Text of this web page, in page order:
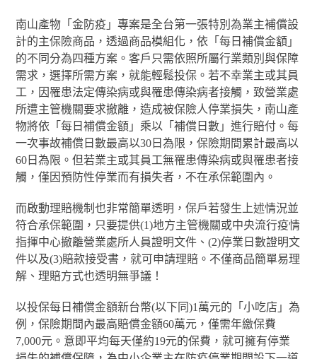
南山產物「金防疫」專案是全台第一張特別為業主補償設
計的主保險商品，透過商品模組化，依「每日補償金額」
的不同分為四種方案。客戶只需依照所屬行業類別與保障
需求，選擇所需方案，就能輕鬆投保。若不幸業主或其員
工，因罹患法定傳染病或與罹患傳染病者接觸，致營業處
所遭主管機關要求撤離，造成被保險人停業損失，南山產
物將依「每日補償金額」乘以「補償日數」進行賠付。每
一次事故補償日數最高以30日為限，保險期間累計最高以
60日為限。但若業主或其員工無罹患傳染病或與罹患者接
觸，僅因預防性停業而有損失者，不在承保範圍內。
而啟動理賠機制也非常簡單透明，保戶若發生上述情況並
符合承保範圍，只要提供(1)地方主管機關或中央流行疫情
指揮中心撤離營業處所人員證明文件、(2)停業日數證明文
件以及(3)賠款接受書，就可申請理賠。不僅商品簡單易理
解、理賠方式也透明無爭議！
以投保每日補償金額新台幣(以下同)1萬元的「小吃店」為
例，保險期間內最高賠償金額60萬元，僅需年繳保費
7,000元。意即平均每天僅約19元的保費，就可擁有停業